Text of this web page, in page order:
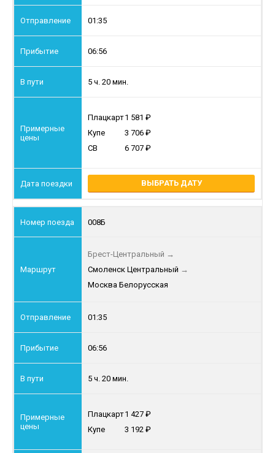
01:35
06:56
5 ч. 20 мин.
Плацкарт1 581
Купе
3 706
СВ
6 707
ВЫБРАТЬ ДАТУ
008Б
Брест-Центральный →
Смоленск Центральный →
Москва Белорусская
01:35
06:56
5 ч. 20 мин.
Плацкарт1 427
Купе
3 192